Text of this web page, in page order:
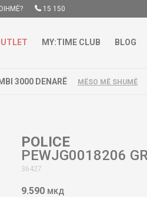
15 150
MY:TIME CLUB BLOG
3000 DENARË MËSO MË SHUMË
POLICE
PEWJG0018206
36427
9.590 МКД